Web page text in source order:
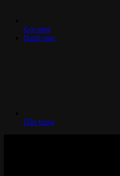
Gọi mua
Danh mục
Đầu trang